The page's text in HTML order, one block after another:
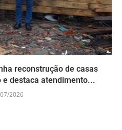
reconstrução de casas
destaca atendimento...
2026